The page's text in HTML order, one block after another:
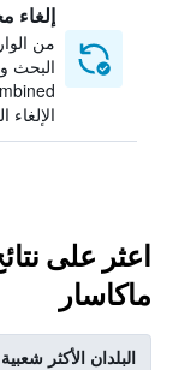
إلغاء
من
البحث
الإلغاء
اعثر على
ماكاسار
البلدان الأكثر شعبية